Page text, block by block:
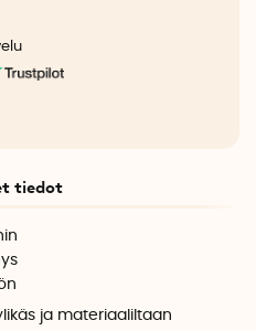
tiedot
ja materiaaliltaan